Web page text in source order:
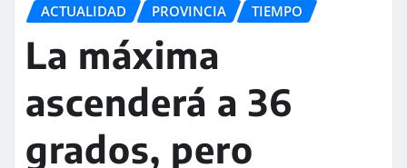
ACTUALIDAD PROVINCIA TIEMPO
La máxima
ascenderá a 36
grados, pero